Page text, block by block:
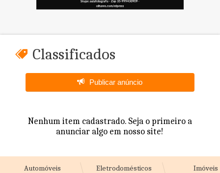
Classificados
Publicar anúncio
Nenhum item cadastrado. Seja o primeiro a
anunciar algo em nosso site!
Automóveis Eletrodomésticos Imóveis